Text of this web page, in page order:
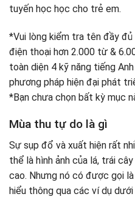
tuyến học học cho trẻ em.
*Vui lòng kiểm tra tên đầy
điện thoại hơn 2.000 từ &
toàn diện 4 kỹ năng tiếng
phương pháp hiện đại phát
*Bạn chưa chọn bất kỳ mục
Mùa thu tự do là gì
Sự sụp đổ và xuất hiện rất
thể là hình ảnh của lá, trái
cao. Nhưng nó có được gọi
hiểu thông qua các ví dụ dưới